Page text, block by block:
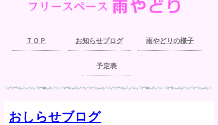
ＴＯＰ お知らせブログ 雨やどりの様子
予定表
おしらせブログ